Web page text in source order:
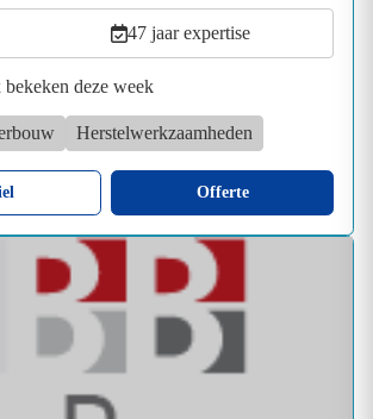
47 jaar expertise
deze week
Herstelwerkzaamheden
Offerte